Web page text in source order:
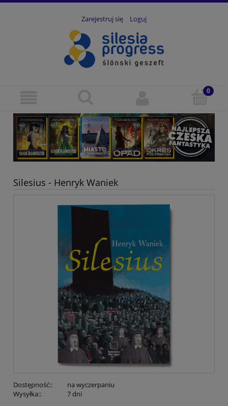
Zarejestruj się Loguj
Silesius - Henryk Waniek
Dostępność::
na wyczerpaniu
Wysyłka::
7 dni